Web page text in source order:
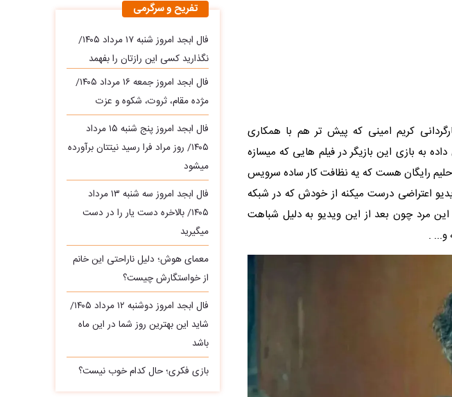
کریم امینی که پیش تر هم با همکاری
به بازی این بازیگر در فیلم هایی که میسازه
رایگان هست که یه نظافت کار ساده سرویس
اعتراضی درست میکنه از خودش که در شبکه
مرد چون بعد از این ویدیو به دلیل شباهت
و... .
تفریح و سرگرمی
فال ابجد امروز شنبه ۱۷ مرداد ۱۴۰۵/
نگذارید کسی این رازتان را بفهمد
فال ابجد امروز جمعه ۱۶ مرداد ۱۴۰۵/
مژده مقام، ثروت، شکوه و عزت
فال ابجد امروز پنج شنبه ۱۵ مرداد
۱۴۰۵/ روز مراد فرا رسید نیتتان برآورده
میشود
فال ابجد امروز سه‌ شنبه ۱۳ مرداد
۱۴۰۵/ بالاخره دست یار را در دست
میگیرید
معمای هوش؛ دلیل ناراحتی این خانم
از خواستگارش چیست؟
فال ابجد امروز دوشنبه ۱۲ مرداد ۱۴۰۵/
شاید این بهترین روز شما در این ماه
باشد
بازی فکری؛ حال کدام خوب نیست؟